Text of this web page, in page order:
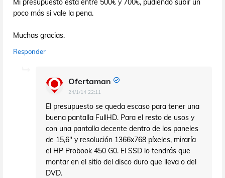
Mi presupuesto está entre 500€ y 700€, pudiendo subir un
poco más si vale la pena.
Muchas gracias.
Responder
Ofertaman
24/1/14 22:11
El presupuesto se queda escaso para tener una
buena pantalla FullHD. Para el resto de usos y
con una pantalla decente dentro de los paneles
de 15,6" y resolución 1366x768 píxeles, miraría
el HP Probook 450 G0. El SSD lo tendrás que
montar en el sitio del disco duro que lleva o del
DVD.